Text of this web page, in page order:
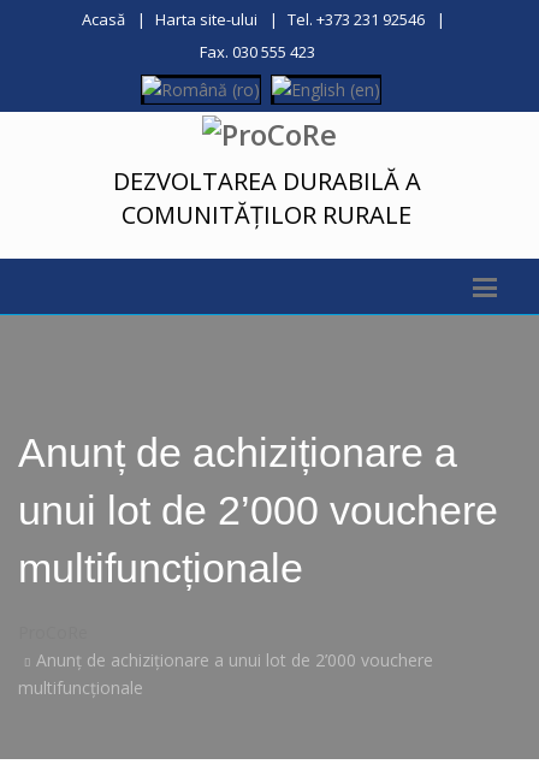
Acasă Harta site-ului
Tel. +373 231 92546
Fax. 030 555 423
DEZVOLTAREA DURABILĂ A
COMUNITĂȚILOR RURALE
Anunț de achiziționare a
unui lot de 2’000 vouchere
multifuncționale
Anunț de achiziționare a unui lot de 2’000 vouchere
multifuncționale